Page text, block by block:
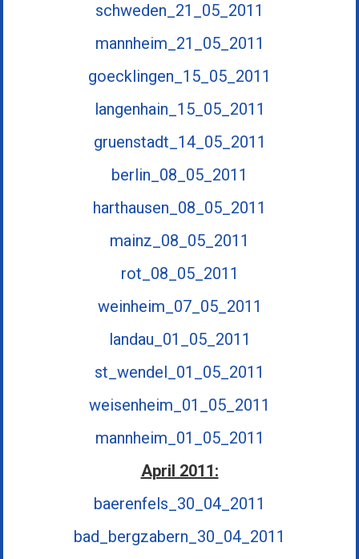
schweden_21_05_2011
mannheim_21_05_2011
goecklingen_15_05_2011
langenhain_15_05_2011
gruenstadt_14_05_2011
berlin_08_05_2011
harthausen_08_05_2011
mainz_08_05_2011
rot_08_05_2011
weinheim_07_05_2011
landau_01_05_2011
st_wendel_01_05_2011
weisenheim_01_05_2011
mannheim_01_05_2011
April 2011:
baerenfels_30_04_2011
bad_bergzabern_30_04_2011